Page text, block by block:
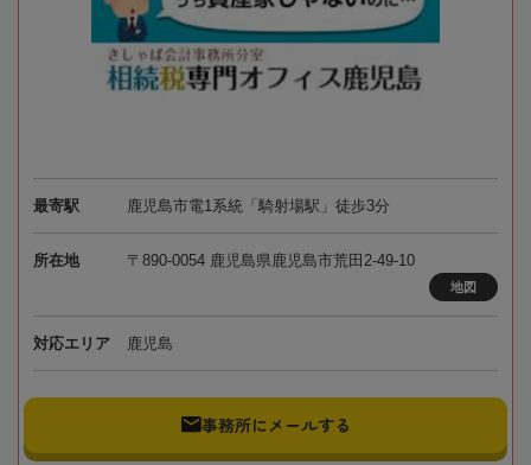
最寄駅 鹿児島市電1系統「騎射場駅」徒歩3分
所在地 〒890-0054 鹿児島県鹿児島市荒田2-49-10
地図
対応エリア 鹿児島
事務所にメールする